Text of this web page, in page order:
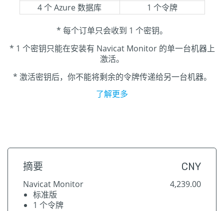
4 个 Azure 数据库
1 个令牌
* 每个订单只会收到 1 个密钥。
* 1 个密钥只能在安装有 Navicat Monitor 的单一台机器上
激活。
* 激活密钥后，你不能将剩余的令牌传递给另一台机器。
了解更多
摘要 CNY
Navicat Monitor
4,239.00
标准版
1 个令牌